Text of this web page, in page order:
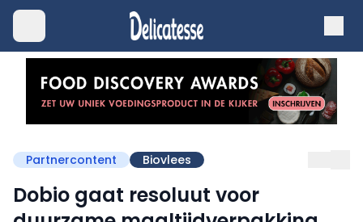
Partnercontent Biovlees
Dobio gaat resoluut voor